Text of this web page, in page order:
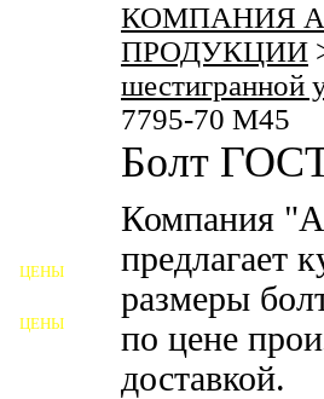
КОМПАНИЯ
ПРОДУКЦИИ
шестигранной
7795-70 M45
Болт
Компания
предлагает
размеры
по цене
доставкой.
ЦЕНЫ
ЦЕНЫ